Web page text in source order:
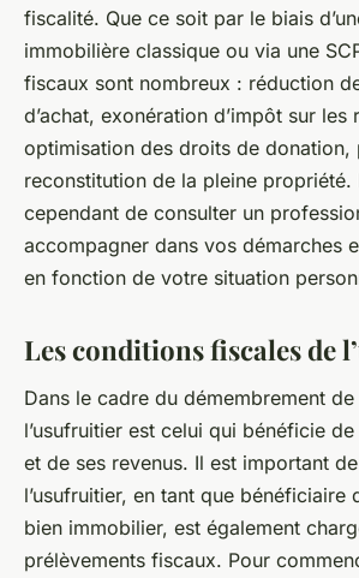
fiscalité. Que ce soit par le biais
immobilière classique ou via une
fiscaux sont nombreux : réduction
d’achat, exonération d’impôt sur les
optimisation des droits de donation,
reconstitution de la pleine propriété.
cependant de consulter un
accompagner dans vos démarches
en fonction de votre situation
Les conditions fiscales de
Dans le cadre du démembrement
l’usufruitier est celui qui bénéficie de
et de ses revenus. Il est important
l’usufruitier, en tant que bénéficiaire
bien immobilier, est également
prélèvements fiscaux. Pour